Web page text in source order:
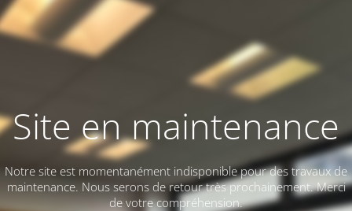
Site en maintenance
Notre site est momentanément indisponible pour des travaux de
maintenance. Nous serons de retour très prochainement. Merci
de votre compréhension.